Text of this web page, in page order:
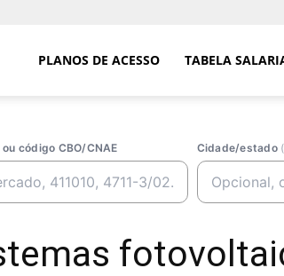
PLANOS DE ACESSO TABELA
código CBO/CNAE Cidade/estado